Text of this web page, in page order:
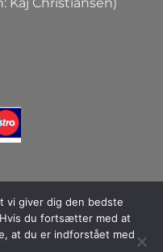
vi giver dig den bedste
du fortsætter med at
at du er indforstået med